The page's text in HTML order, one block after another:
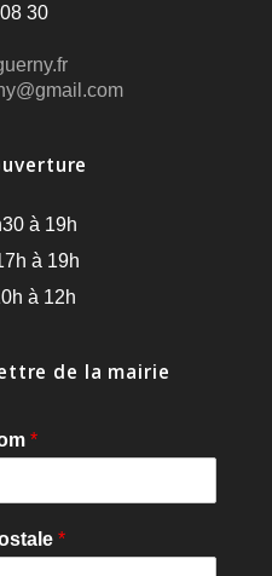
30
à 19h
à 19h
à 12h
de la mairie
*
*